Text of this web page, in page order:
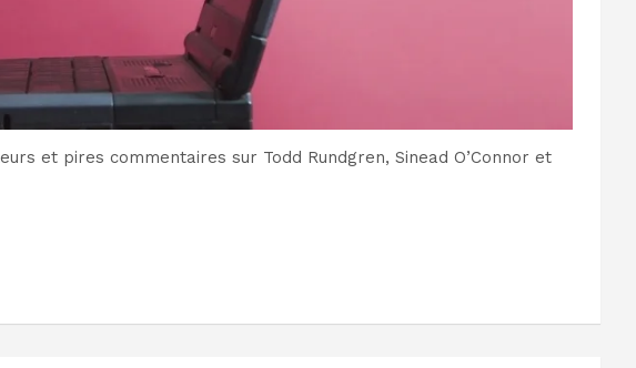
et pires commentaires sur Todd Rundgren, Sinead O’Connor et